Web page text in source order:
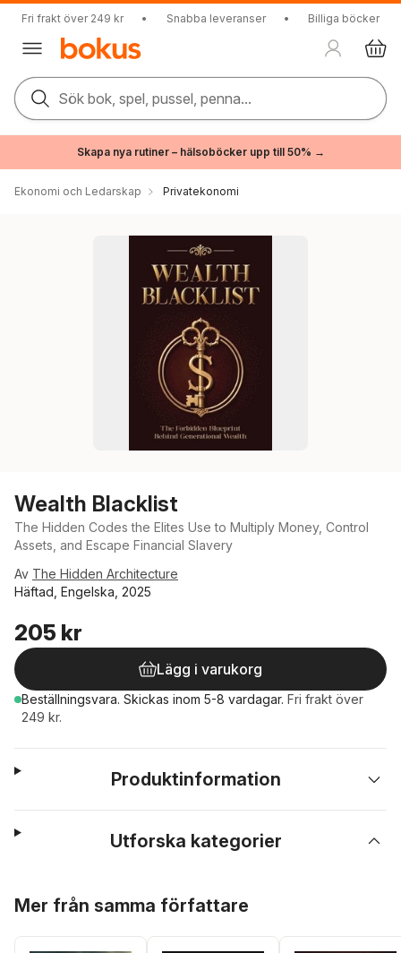
Fri frakt över 249 kr • Snabba leveranser • Billiga böcker
Sök bok, spel, pussel, penna...
Skapa nya rutiner – hälsoböcker upp till 50% →
Ekonomi och Ledarskap Privatekonomi
Wealth Blacklist
The Hidden Codes the Elites Use to Multiply Money, Control
Assets, and Escape Financial Slavery
Av The Hidden Architecture
Häftad, Engelska, 2025
205 kr
Lägg i varukorg
Beställningsvara. Skickas inom 5-8 vardagar. Fri frakt över
249 kr.
Produktinformation
Utforska kategorier
Mer från samma författare